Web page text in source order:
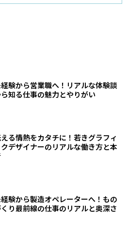
験から営業職へ！リアルな体験談
知る仕事の魅力とやりがい
る情熱をカタチに！若きグラフィ
デザイナーのリアルな働き方と本
験から製造オペレーターへ！もの
り最前線の仕事のリアルと奥深さ